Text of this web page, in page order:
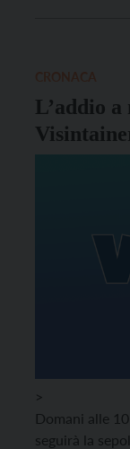
L’addio a
>
Domani alle
seguirà la